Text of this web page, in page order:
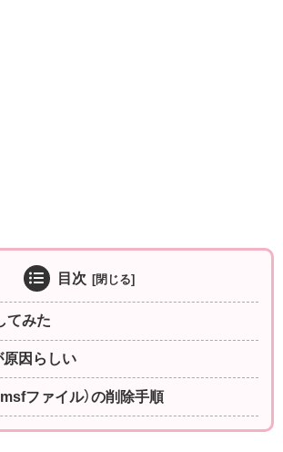
目次
てみた
因らしい
ファイル）の削除手順